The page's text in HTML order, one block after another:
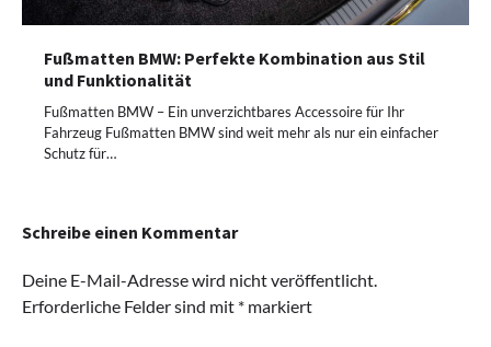
Fußmatten BMW: Perfekte Kombination aus Stil
und Funktionalität
Fußmatten BMW – Ein unverzichtbares Accessoire für Ihr
Fahrzeug Fußmatten BMW sind weit mehr als nur ein einfacher
Schutz für…
Schreibe einen Kommentar
Deine E-Mail-Adresse wird nicht veröffentlicht.
Erforderliche Felder sind mit * markiert